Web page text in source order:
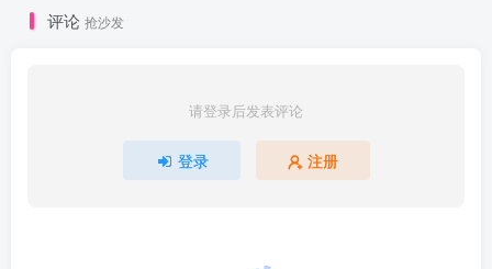
评论 抢沙发
请登录后发表评论
登录 注册